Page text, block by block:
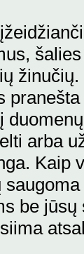
arba
Kaip
be jūsų